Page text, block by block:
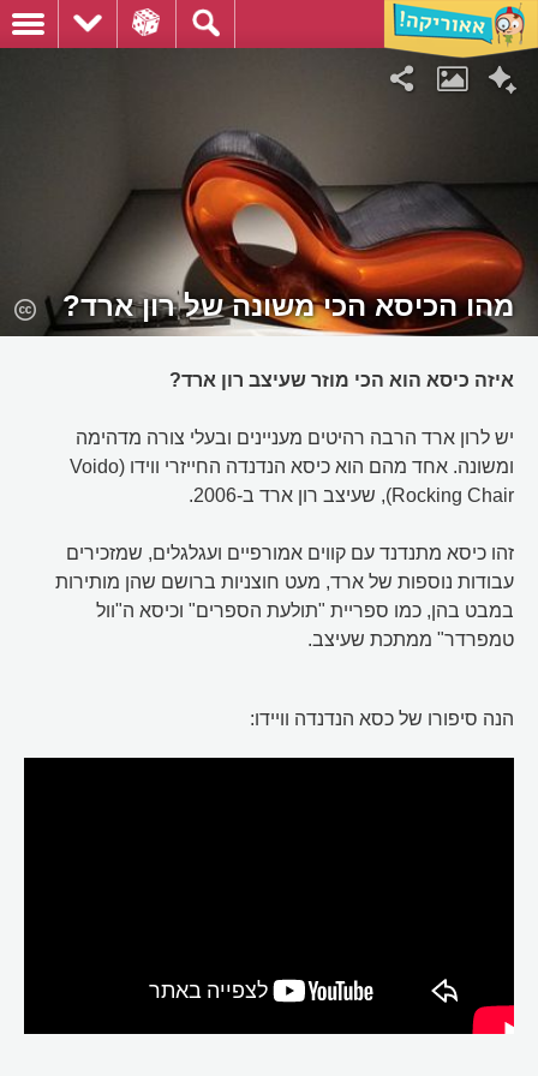
מהו הכיסא הכי משונה של רון ארד?
איזה כיסא הוא הכי מוזר שעיצב רון ארד?
יש לרון ארד הרבה רהיטים מעניינים ובעלי צורה מדהימה
ומשונה. אחד מהם הוא כיסא הנדנדה החייזרי ווידו (Voido
Rocking Chair), שעיצב רון ארד ב-2006.
זהו כיסא מתנדנד עם קווים אמורפיים ועגלגלים, שמזכירים
עבודות נוספות של ארד, מעט חוצניות ברושם שהן מותירות
במבט בהן, כמו ספריית "תולעת הספרים" וכיסא ה"וול
טמפרדר" ממתכת שעיצב.
הנה סיפורו של כסא הנדנדה וויידו: